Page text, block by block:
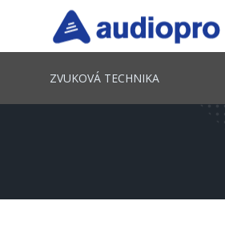
ZVUKOVÁ TECHNIKA